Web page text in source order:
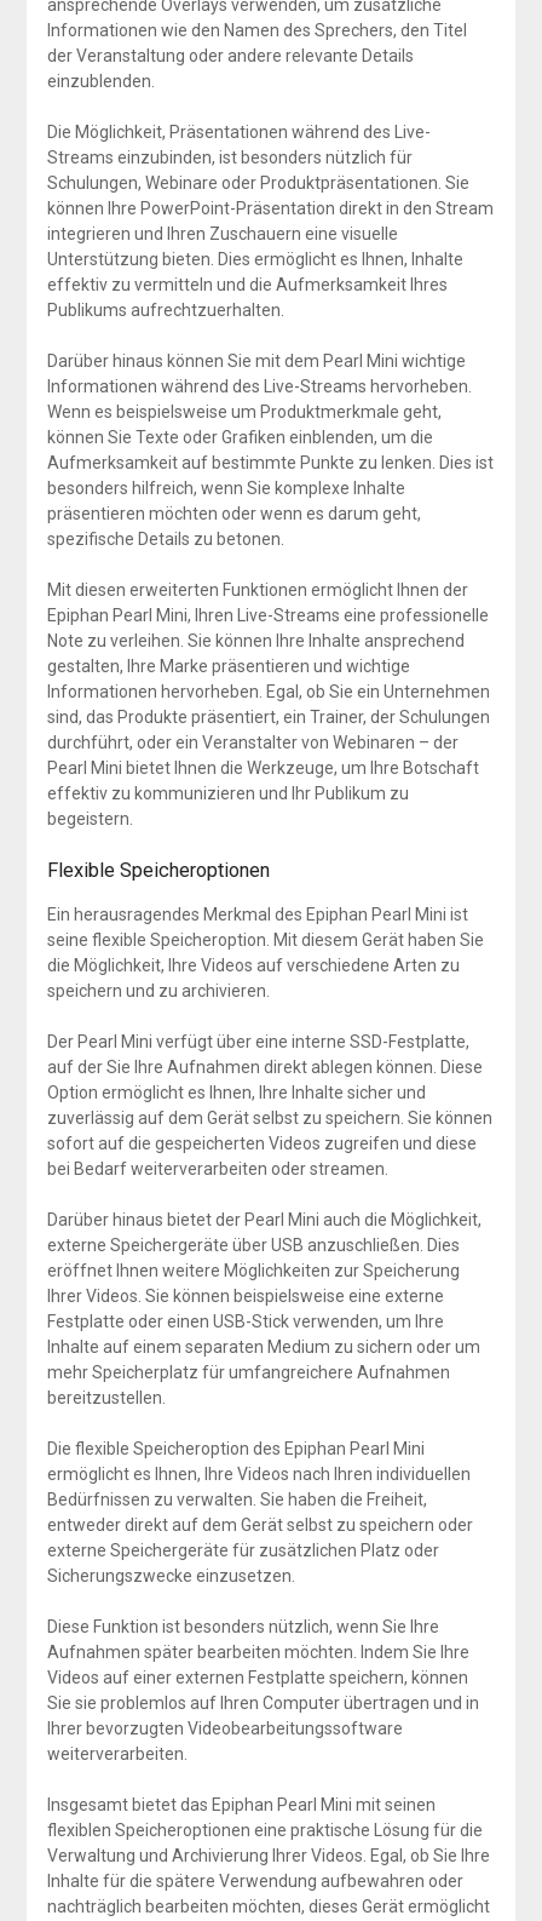
ansprechende Overlays verwenden, um zusätzliche
Informationen wie den Namen des Sprechers, den Titel
der Veranstaltung oder andere relevante Details
einzublenden.
Die Möglichkeit, Präsentationen während des Live-
Streams einzubinden, ist besonders nützlich für
Schulungen, Webinare oder Produktpräsentationen. Sie
können Ihre PowerPoint-Präsentation direkt in den Stream
integrieren und Ihren Zuschauern eine visuelle
Unterstützung bieten. Dies ermöglicht es Ihnen, Inhalte
effektiv zu vermitteln und die Aufmerksamkeit Ihres
Publikums aufrechtzuerhalten.
Darüber hinaus können Sie mit dem Pearl Mini wichtige
Informationen während des Live-Streams hervorheben.
Wenn es beispielsweise um Produktmerkmale geht,
können Sie Texte oder Grafiken einblenden, um die
Aufmerksamkeit auf bestimmte Punkte zu lenken. Dies ist
besonders hilfreich, wenn Sie komplexe Inhalte
präsentieren möchten oder wenn es darum geht,
spezifische Details zu betonen.
Mit diesen erweiterten Funktionen ermöglicht Ihnen der
Epiphan Pearl Mini, Ihren Live-Streams eine professionelle
Note zu verleihen. Sie können Ihre Inhalte ansprechend
gestalten, Ihre Marke präsentieren und wichtige
Informationen hervorheben. Egal, ob Sie ein Unternehmen
sind, das Produkte präsentiert, ein Trainer, der Schulungen
durchführt, oder ein Veranstalter von Webinaren – der
Pearl Mini bietet Ihnen die Werkzeuge, um Ihre Botschaft
effektiv zu kommunizieren und Ihr Publikum zu
begeistern.
Flexible Speicheroptionen
Ein herausragendes Merkmal des Epiphan Pearl Mini ist
seine flexible Speicheroption. Mit diesem Gerät haben Sie
die Möglichkeit, Ihre Videos auf verschiedene Arten zu
speichern und zu archivieren.
Der Pearl Mini verfügt über eine interne SSD-Festplatte,
auf der Sie Ihre Aufnahmen direkt ablegen können. Diese
Option ermöglicht es Ihnen, Ihre Inhalte sicher und
zuverlässig auf dem Gerät selbst zu speichern. Sie können
sofort auf die gespeicherten Videos zugreifen und diese
bei Bedarf weiterverarbeiten oder streamen.
Darüber hinaus bietet der Pearl Mini auch die Möglichkeit,
externe Speichergeräte über USB anzuschließen. Dies
eröffnet Ihnen weitere Möglichkeiten zur Speicherung
Ihrer Videos. Sie können beispielsweise eine externe
Festplatte oder einen USB-Stick verwenden, um Ihre
Inhalte auf einem separaten Medium zu sichern oder um
mehr Speicherplatz für umfangreichere Aufnahmen
bereitzustellen.
Die flexible Speicheroption des Epiphan Pearl Mini
ermöglicht es Ihnen, Ihre Videos nach Ihren individuellen
Bedürfnissen zu verwalten. Sie haben die Freiheit,
entweder direkt auf dem Gerät selbst zu speichern oder
externe Speichergeräte für zusätzlichen Platz oder
Sicherungszwecke einzusetzen.
Diese Funktion ist besonders nützlich, wenn Sie Ihre
Aufnahmen später bearbeiten möchten. Indem Sie Ihre
Videos auf einer externen Festplatte speichern, können
Sie sie problemlos auf Ihren Computer übertragen und in
Ihrer bevorzugten Videobearbeitungssoftware
weiterverarbeiten.
Insgesamt bietet das Epiphan Pearl Mini mit seinen
flexiblen Speicheroptionen eine praktische Lösung für die
Verwaltung und Archivierung Ihrer Videos. Egal, ob Sie Ihre
Inhalte für die spätere Verwendung aufbewahren oder
nachträglich bearbeiten möchten, dieses Gerät ermöglicht